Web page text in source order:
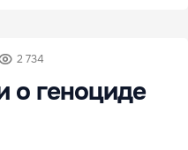
2 734
геноциде